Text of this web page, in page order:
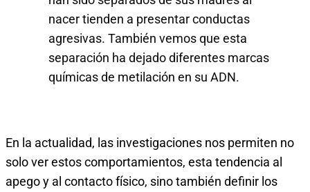
nacer tienden a presentar conductas
agresivas. También vemos que esta
separación ha dejado diferentes marcas
químicas de metilación en su ADN.
En la actualidad, las investigaciones nos permiten no
solo ver estos comportamientos, esta tendencia al
apego y al contacto físico, sino también definir los